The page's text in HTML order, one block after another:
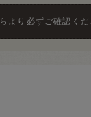
より必ずご確認くだ